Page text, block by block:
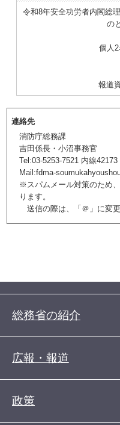
令和8年安全功労者内閣総
の
個人
報道
連絡先
消防庁総務課
吉田係長・小沼事務官
Tel:03-5253-7521 内線42173
Mail:fdma-
※スパムメール対策のため
ります。
送信の際は、「＠」に変更
総務省の紹介
広報・報道
政策